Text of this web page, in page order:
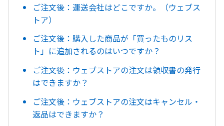
ご注文後：運送会社はどこですか。（ウェブス
トア）
ご注文後：購入した商品が「買ったものリス
ト」に追加されるのはいつですか？
ご注文後：ウェブストアの注文は領収書の発行
はできますか？
ご注文後：ウェブストアの注文はキャンセル・
返品はできますか？